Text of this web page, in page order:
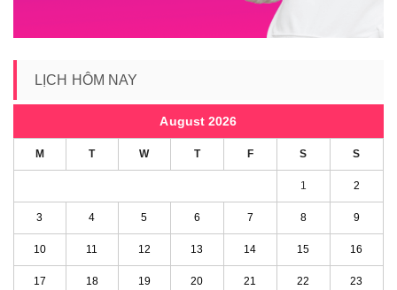
LỊCH HÔM NAY
August 2026
M T W T F S S
1 2
3 4 5 6 7 8 9
10 11 12 13 14 15 16
17 18 19 20 21 22 23